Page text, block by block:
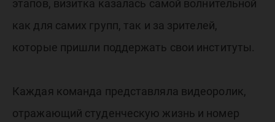
этапов, визитка казалась самой волнительной
как для самих групп, так и за зрителей,
которые пришли поддержать свои институты.
Каждая команда представляла видеоролик,
отражающий студенческую жизнь и номер